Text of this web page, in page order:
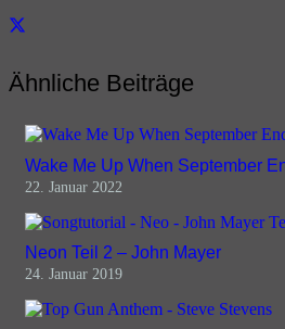
Ähnliche Beiträge
Wake Me Up When September
22. Januar 2022
Neon Teil 2 – John Mayer
24. Januar 2019